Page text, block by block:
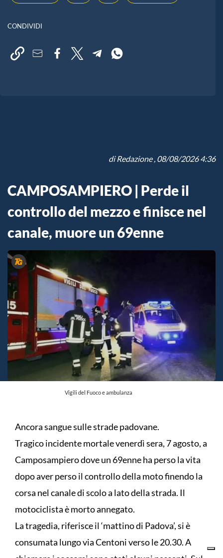
CONDIVIDI
diRedazione, 08/08/2026 4:36
CAMPOSAMPIERO | Perde il
controllo del mezzo e finisce nel
canale, muore un 69enne
Vigili del Fuoco e ambulanza
Ancora sangue sulle strade padovane.
Tragico incidente mortale venerdì sera, 7 agosto, a
Camposampiero dove un 69enne ha perso la vita
dopo aver perso il controllo della moto finendo la
corsa nel canale di scolo a lato della strada. Il
motociclista è morto annegato.
La tragedia, riferisce il ‘mattino di Padova’, si è
consumata lungo via Centoni verso le 20.30. A